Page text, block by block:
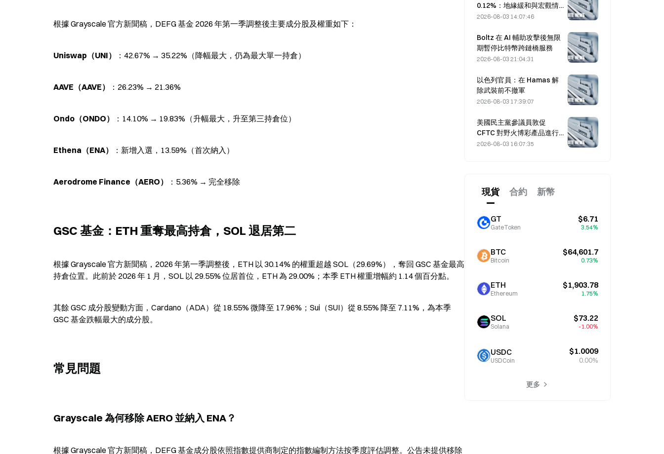
根據 Grayscale 官方新聞稿，DEFG 基金 2026 年第一季調整後主要成分股及權重如下：
Uniswap（UNI） ：42.67% → 35.22%（降幅最大，仍為最大單一持倉）
AAVE（AAVE） ：26.23% → 21.36%
Ondo（ONDO） ：14.10% → 19.83%（升幅最大，升至第三持倉位）
Ethena（ENA） ：新增入選，13.59%（首次納入）
Aerodrome Finance（AERO） ：5.36% → 完全移除
GSC 基金：ETH 重奪最高持倉，SOL 退居第二
根據 Grayscale 官方新聞稿，2026 年第一季調整後，ETH 以 30.14% 的權重超越 SOL（29.69%），奪回 GSC 基金最高
持倉位置。此前於 2026 年 1 月，SOL 以 29.55% 位居首位，ETH 為 29.00%；本季 ETH 權重增幅約 1.14 個百分點。
其餘 GSC 成分股變動方面，Cardano（ADA）從 18.55% 微降至 17.96%；Sui（SUI）從 8.55% 降至 7.11%，為本季
GSC 基金跌幅最大的成分股。
常見問題
Grayscale 為何移除 AERO 並納入 ENA？
根據 Grayscale 官方新聞稿，DEFG 基金成分股依照指數提供商制定的指數編制方法按季度評估調整。公告未提供移除
0.12%：地緣緩和與宏觀情
緒共振推動短線反彈
2026-08-03 14:07:46
Boltz 在 AI 輔助攻擊後無限
期暫停比特幣跨鏈橋服務
2026-08-03 21:04:31
以色列官員：在 Hamas 解
除武裝前不撤軍
2026-08-03 17:39:07
美國民主黨參議員敦促
CFTC 對野火博彩產品進行
限制，理由是創紀錄的火災
2026-08-03 16:07:35
現貨 合約 新幣
GT
GateToken
$6.71
3.54%
BTC
Bitcoin
$64,601.7
0.73%
ETH
Ethereum
$1,903.78
1.75%
SOL
Solana
$73.22
-1.00%
USDC
USDCoin
$1.0009
0.00%
更多